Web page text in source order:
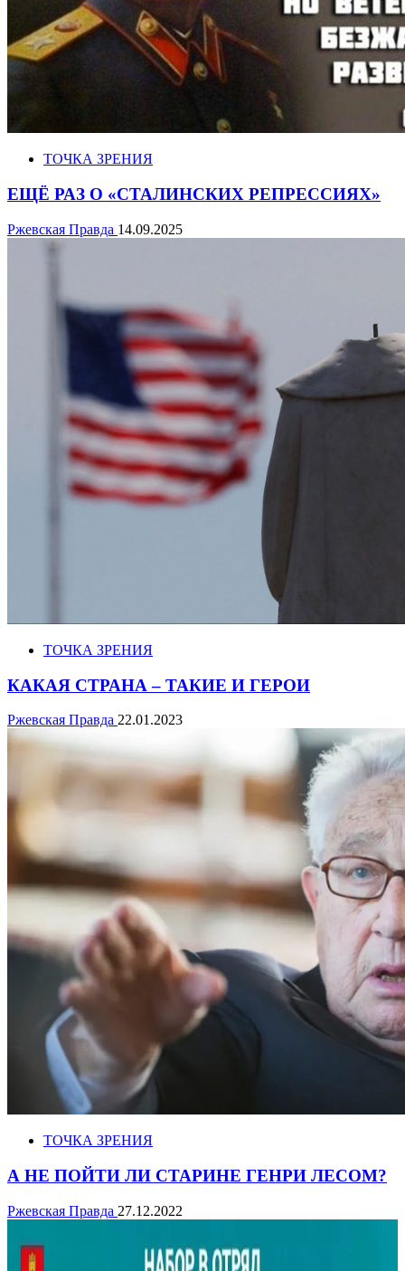
ТОЧКА ЗРЕНИЯ
ЕЩЁ РАЗ О «СТАЛИНСКИХ РЕПРЕССИЯХ»
Ржевская Правда 14.09.2025
ТОЧКА ЗРЕНИЯ
КАКАЯ СТРАНА – ТАКИЕ И ГЕРОИ
Ржевская Правда 22.01.2023
ТОЧКА ЗРЕНИЯ
А НЕ ПОЙТИ ЛИ СТАРИНЕ ГЕНРИ ЛЕСОМ?
Ржевская Правда 27.12.2022